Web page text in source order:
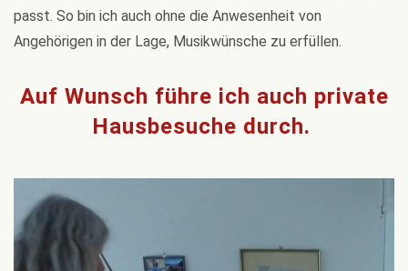
passt. So bin ich auch ohne die Anwesenheit von
Angehörigen in der Lage, Musikwünsche zu erfüllen.
Auf Wunsch führe ich auch private
Hausbesuche durch.